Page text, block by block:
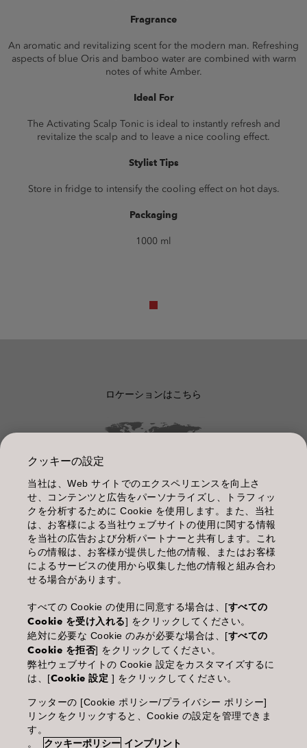
Fragrance
An aromatic and revitalizing scent for the modern man. Refreshing
aspects of blue Oris and bamboo water are combined with warm
notes of white Amber.
Ideal For
The Activating Scalp Tonic is ideal to instantly refresh and
revitalize the scalp and to leave a nice cooling effect.
Stylist Tips
Store in fridge to intensify the cooling effect on hot days.
Packaging
1000 ml
ロケーションはこちら
管理情報
利用規約
個人情報保護指針
化粧品等の使用上の注意
(土・日・休日を除く 9:00-12:00 / 13:00-17:00)
※年末年始休業；12/30~1/4
Goldwell is part of Kao Salon Division.
クッキーの設定
当社は、Web サイトでのエクスペリエンスを向上さ
せ、コンテンツと広告をパーソナライズし、トラフィッ
クを分析するために Cookie を使用します。また、当社
は、お客様による当社ウェブサイトの使用に関する情報
を当社の広告および分析パートナーと共有します。これ
らの情報は、お客様が提供した他の情報、またはお客様
によるサービスの使用から収集した他の情報と組み合わ
せる場合があります。
すべての Cookie の使用に同意する場合は、[すべての
Cookie を受け入れる] をクリックしてください。
絶対に必要な Cookie のみが必要な場合は、[すべての
Cookie を拒否] をクリックしてください。
弊社ウェブサイトの Cookie 設定をカスタマイズするに
は、[Cookie 設定 ] をクリックしてください。
フッターの [Cookie ポリシー/プライバシー ポリシー]
リンクをクリックすると、Cookie の設定を管理できま
す。
。
クッキーポリシー インプリント